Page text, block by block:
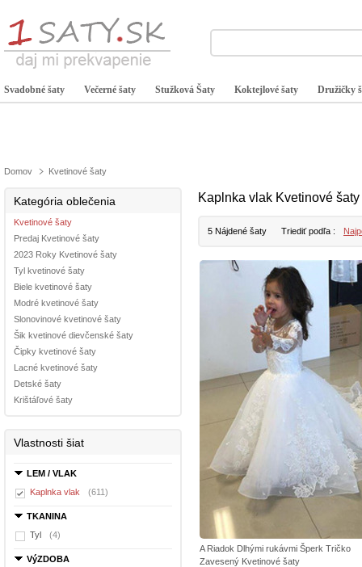
Svadobné šaty Večerné šaty Stužková Šaty Koktejlové šaty Družičky
Domov Kvetinové šaty
Kategória oblečenia
Kvetinové šaty
Predaj Kvetinové šaty
2023 Roky Kvetinové šaty
Tyl kvetinové šaty
Biele kvetinové šaty
Modré kvetinové šaty
Slonovinové kvetinové šaty
Šik kvetinové dievčenské šaty
Čipky kvetinové šaty
Lacné kvetinové šaty
Detské šaty
Krištáľové šaty
Vlastnosti šiat
LEM / VLAK
Kaplnka vlak
(611)
TKANINA
Tyl
(4)
VýZDOBA
Kaplnka vlak Kvetinové šaty
5 Nájdené šaty Triediť podľa :
A Riadok Dlhými rukávmi Šperk Tričko
Zavesený Kvetinové šaty